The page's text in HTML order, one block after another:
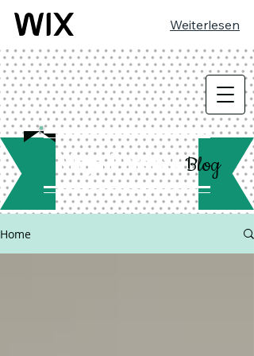
Weiterlesen